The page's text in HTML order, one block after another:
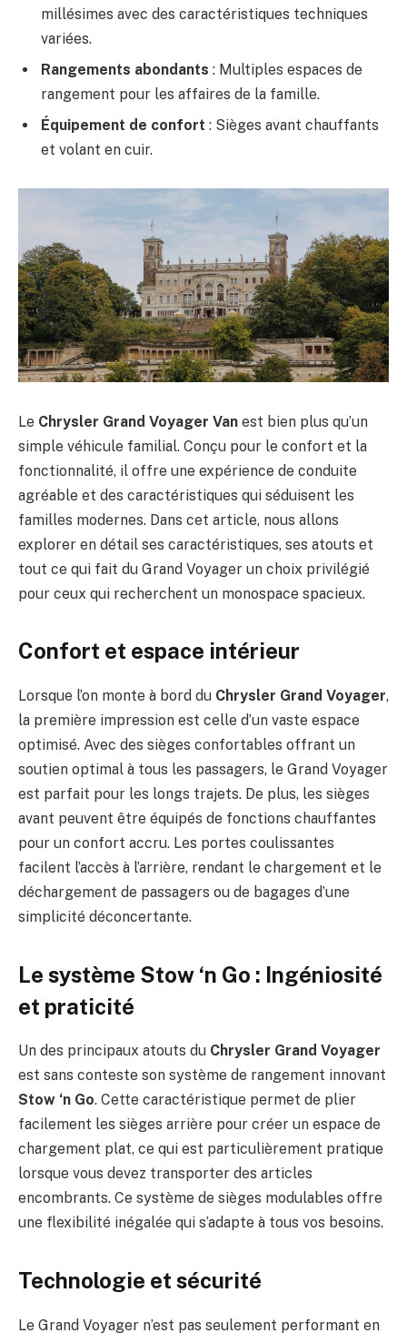
millésimes avec des caractéristiques techniques
variées.
Rangements abondants : Multiples espaces de
rangement pour les affaires de la famille.
Équipement de confort : Sièges avant chauffants
et volant en cuir.
Le Chrysler Grand Voyager Van est bien plus qu’un
simple véhicule familial. Conçu pour le confort et la
fonctionnalité, il offre une expérience de conduite
agréable et des caractéristiques qui séduisent les
familles modernes. Dans cet article, nous allons
explorer en détail ses caractéristiques, ses atouts et
tout ce qui fait du Grand Voyager un choix privilégié
pour ceux qui recherchent un monospace spacieux.
Confort et espace intérieur
Lorsque l’on monte à bord du Chrysler Grand Voyager,
la première impression est celle d’un vaste espace
optimisé. Avec des sièges confortables offrant un
soutien optimal à tous les passagers, le Grand Voyager
est parfait pour les longs trajets. De plus, les sièges
avant peuvent être équipés de fonctions chauffantes
pour un confort accru. Les portes coulissantes
facilent l’accès à l’arrière, rendant le chargement et le
déchargement de passagers ou de bagages d’une
simplicité déconcertante.
Le système Stow ‘n Go : Ingéniosité
et praticité
Un des principaux atouts du Chrysler Grand Voyager
est sans conteste son système de rangement innovant
Stow ‘n Go. Cette caractéristique permet de plier
facilement les sièges arrière pour créer un espace de
chargement plat, ce qui est particulièrement pratique
lorsque vous devez transporter des articles
encombrants. Ce système de sièges modulables offre
une flexibilité inégalée qui s’adapte à tous vos besoins.
Technologie et sécurité
Le Grand Voyager n’est pas seulement performant en